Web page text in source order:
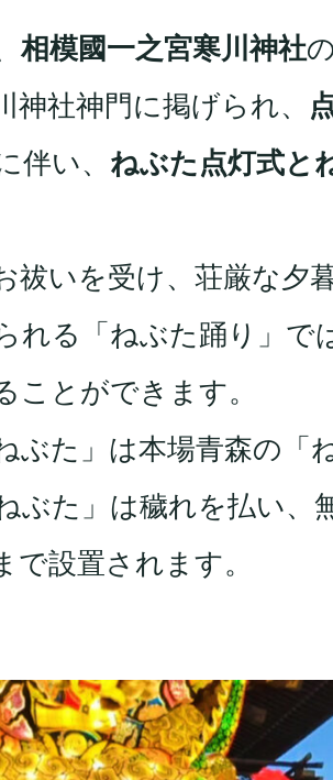
相模國一之宮寒川神社
神社神門に掲げられ、
伴い、 ねぶた点灯式と
祓いを受け、荘厳な夕
れる「ねぶた踊り」
ことができます。
ぶた」は本場青森の「
ぶた」は穢れを払い、
で設置されます。